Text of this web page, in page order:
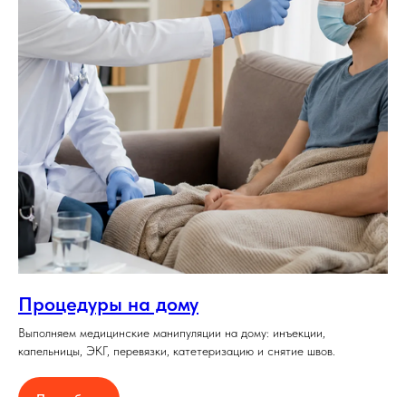
Процедуры на дому
Выполняем медицинские манипуляции на дому: инъекции,
капельницы, ЭКГ, перевязки, катетеризацию и снятие швов.